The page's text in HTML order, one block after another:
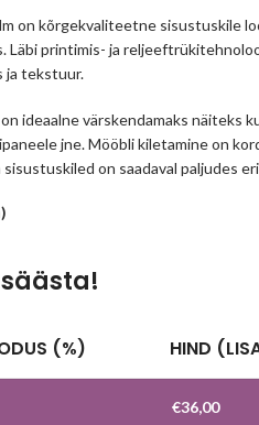
on kõrgekvaliteetne sisustuskile
Läbi printimis- ja
ja tekstuur.
ideaalne värskendamaks näiteks
jne. Mööbli kiletamine on
on saadaval paljudes
(%) HIND
€36,00